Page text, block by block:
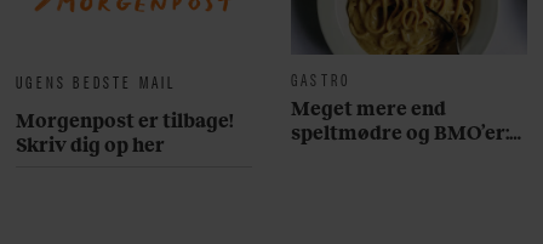
UGENS BEDSTE MAIL
Morgenpost er tilbage!
Skriv dig op her
GASTRO
Meget mere end
speltmødre og BMO’er: